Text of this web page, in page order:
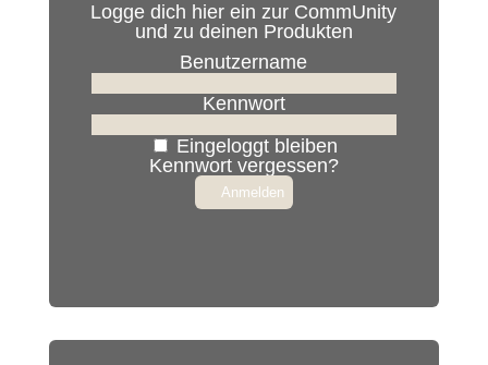
Logge dich hier ein zur CommUnity
und zu deinen Produkten
Benutzername
Kennwort
Eingeloggt bleiben
Kennwort vergessen?